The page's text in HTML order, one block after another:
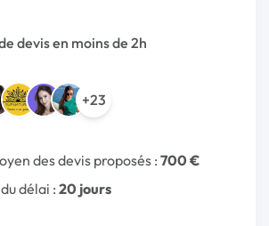
devis en moins de 2h
+23
des devis proposés : 700 €
délai :20 jours